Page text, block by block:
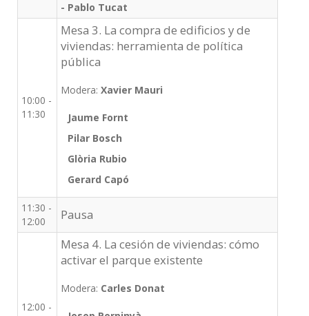
- Pablo Tucat
10:00 -
11:30
Mesa 3. La compra de edificios y de
viviendas: herramienta de política
pública
Modera: Xavier Mauri
Jaume Fornt
Pilar Bosch
Glòria Rubio
Gerard Capó
11:30 -
12:00
Pausa
12:00 -
Mesa 4. La cesión de viviendas: cómo
activar el parque existente
Modera: Carles Donat